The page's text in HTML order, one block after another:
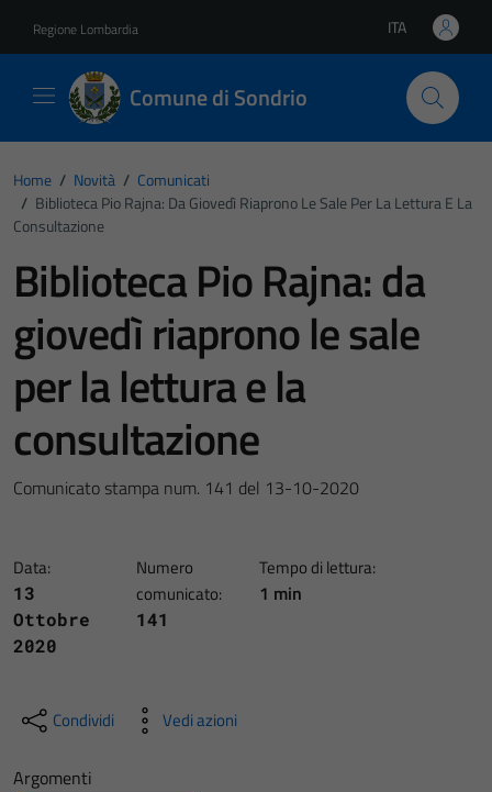
Regione Lombardia Lingua attiva:
ITA
Comune di Sondrio
Home / Novità / Comunicati
/ Biblioteca Pio Rajna: Da Giovedì Riaprono Le Sale Per La Lettura E La
Consultazione
Biblioteca Pio Rajna: da
giovedì riaprono le sale
per la lettura e la
consultazione
Comunicato stampa num. 141 del 13-10-2020
Data:
13
Ottobre
2020
Numero
comunicato:
141
Tempo di lettura:
1 min
Condividi Vedi azioni
Argomenti